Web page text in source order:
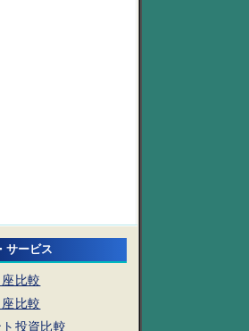
サービス
比較
比較
投資比較